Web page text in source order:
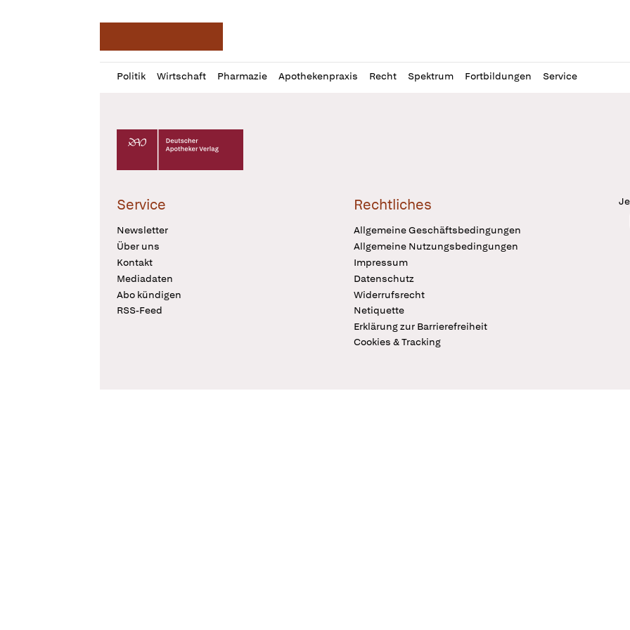
Politik Wirtschaft Pharmazie Apothekenpraxis Recht Spektrum Fortbildungen Service
Profil
öffnen
Daz
Pur
Deutscher Apotheker Verlag Logo
Service
Newsletter
Über uns
Kontakt
Mediadaten
Abo kündigen
RSS-Feed
Rechtliches
Allgemeine Geschäftsbedingungen
Allgemeine Nutzungsbedingungen
Impressum
Datenschutz
Widerrufsrecht
Netiquette
Erklärung zur Barrierefreiheit
Cookies & Tracking